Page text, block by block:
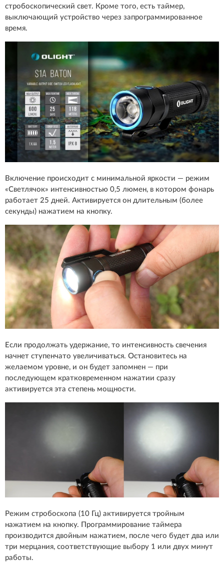
стробоскопический свет. Кроме того, есть таймер,
выключающий устройство через запрограммированное
время.
Включение происходит с минимальной яркости — режим
«Светлячок» интенсивностью 0,5 люмен, в котором фонарь
работает 25 дней. Активируется он длительным (более
секунды) нажатием на кнопку.
Если продолжать удержание, то интенсивность свечения
начнет ступенчато увеличиваться. Остановитесь на
желаемом уровне, и он будет запомнен — при
последующем кратковременном нажатии сразу
активируется эта степень мощности.
Режим стробоскопа (10 Гц) активируется тройным
нажатием на кнопку. Программирование таймера
производится двойным нажатием, после чего будет два или
три мерцания, соответствующие выбору 1 или двух минут
работы.